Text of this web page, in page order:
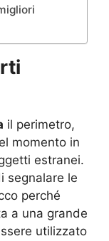
il perimetro,
momento in
estranei.
segnalare le
perché
a una grande
utilizzato